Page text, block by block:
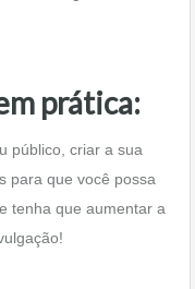
prática:
público, criar a sua
para que você possa
tenha que aumentar a